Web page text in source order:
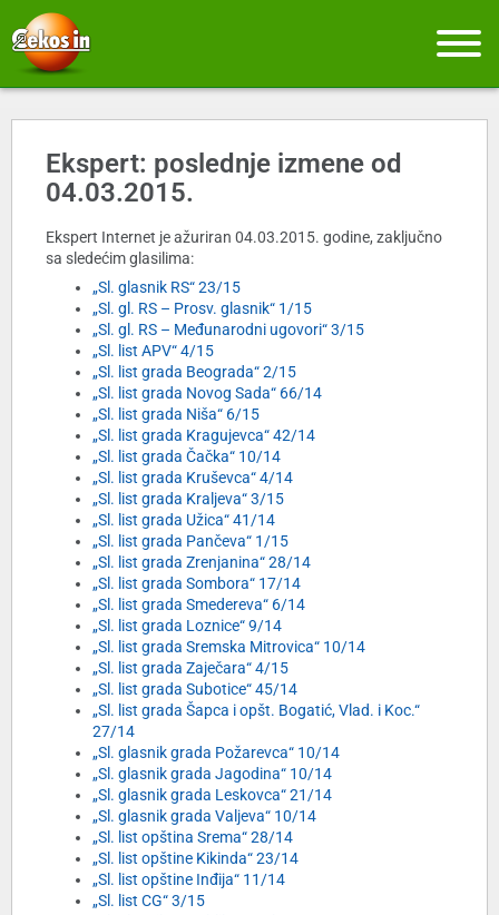
Ekspert: poslednje izmene od
04.03.2015.
Ekspert Internet je ažuriran 04.03.2015. godine, zaključno
sa sledećim glasilima:
„Sl. glasnik RS“ 23/15
„Sl. gl. RS – Prosv. glasnik“ 1/15
„Sl. gl. RS – Međunarodni ugovori“ 3/15
„Sl. list APV“ 4/15
„Sl. list grada Beograda“ 2/15
„Sl. list grada Novog Sada“ 66/14
„Sl. list grada Niša“ 6/15
„Sl. list grada Kragujevca“ 42/14
„Sl. list grada Čačka“ 10/14
„Sl. list grada Kruševca“ 4/14
„Sl. list grada Kraljeva“ 3/15
„Sl. list grada Užica“ 41/14
„Sl. list grada Pančeva“ 1/15
„Sl. list grada Zrenjanina“ 28/14
„Sl. list grada Sombora“ 17/14
„Sl. list grada Smedereva“ 6/14
„Sl. list grada Loznice“ 9/14
„Sl. list grada Sremska Mitrovica“ 10/14
„Sl. list grada Zaječara“ 4/15
„Sl. list grada Subotice“ 45/14
„Sl. list grada Šapca i opšt. Bogatić, Vlad. i Koc.“
27/14
„Sl. glasnik grada Požarevca“ 10/14
„Sl. glasnik grada Jagodina“ 10/14
„Sl. glasnik grada Leskovca“ 21/14
„Sl. glasnik grada Valjeva“ 10/14
„Sl. list opština Srema“ 28/14
„Sl. list opštine Kikinda“ 23/14
„Sl. list opštine Inđija“ 11/14
„Sl. list CG“ 3/15